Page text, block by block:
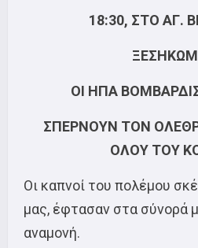
18:30, ΣΤΟ ΑΓ.
ΟΙ ΗΠΑ
ΣΠΕΡΝΟΥΝ ΤΟΝ
ΟΛΟΥ ΤΟΥ
Οι καπνοί του πολέμου
μας, έφτασαν στα σύνορά
αναμονή.